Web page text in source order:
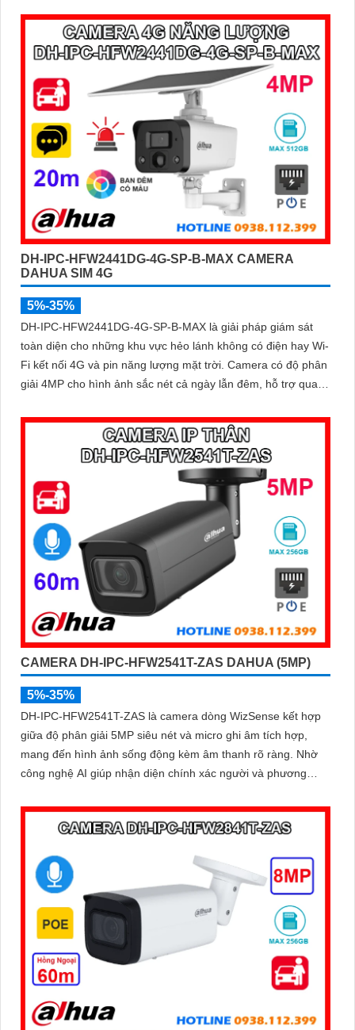
DH-IPC-HFW2441DG-4G-SP-B-MAX CAMERA
DAHUA SIM 4G
5%-35%
DH-IPC-HFW2441DG-4G-SP-B-MAX là giải pháp giám sát
toàn diện cho những khu vực hẻo lánh không có điện hay Wi-
Fi kết nối 4G và pin năng lượng mặt trời. Camera có độ phân
giải 4MP cho hình ảnh sắc nét cả ngày lẫn đêm, hỗ trợ quan
hai chiều
CAMERA DH-IPC-HFW2541T-ZAS DAHUA (5MP)
5%-35%
DH-IPC-HFW2541T-ZAS là camera dòng WizSense kết hợp
giữa độ phân giải 5MP siêu nét và micro ghi âm tích hợp,
mang đến hình ảnh sống động kèm âm thanh rõ ràng. Nhờ
công nghệ AI giúp nhận diện chính xác người và phương